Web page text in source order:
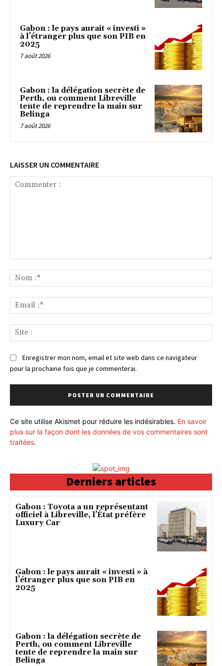
Gabon : le pays aurait « investi »
à l’étranger plus que son PIB en
2025
7 août 2026
Gabon : la délégation secrète de
Perth, ou comment Libreville
tente de reprendre la main sur
Belinga
7 août 2026
LAISSER UN COMMENTAIRE
:*
:*
:
Enregistrer mon nom, email et site web dans ce navigateur
pour la prochaine fois que je commenterai.
Ce site utilise Akismet pour réduire les indésirables. En savoir
plus sur la façon dont les données de vos commentaires sont
traitées.
Derniers articles
Gabon : Toyota a un représentant
officiel à Libreville, l’État préfère
Luxury Car
Gabon : le pays aurait « investi » à
l’étranger plus que son PIB en
2025
Gabon : la délégation secrète de
Perth, ou comment Libreville
tente de reprendre la main sur
Belinga